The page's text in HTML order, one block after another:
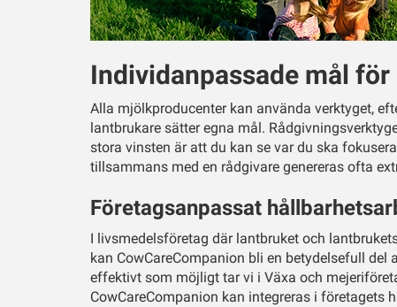
Individanpassade mål
Alla mjölkproducenter kan använda verktyget,
lantbrukare sätter egna mål.
stora vinsten är att du kan se var du ska
tillsammans med en rådgivare genereras ofta
Företagsanpassat
I livsmedelsföretag där lantbruket och
kan CowCareCompanion bli en betydelsefull
effektivt som möjligt tar vi i Växa och
CowCareCompanion kan integreras i företagets